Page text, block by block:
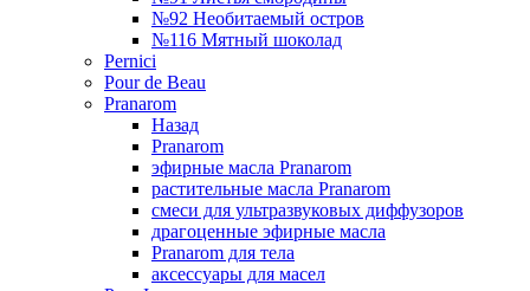
№92 Необитаемый остров
№116 Мятный шоколад
Pernici
Pour de Beau
Pranarom
Назад
Pranarom
эфирные масла Pranarom
растительные масла Pranarom
смеси для ультразвуковых диффузоров
драгоценные эфирные масла
Pranarom для тела
аксессуары для масел